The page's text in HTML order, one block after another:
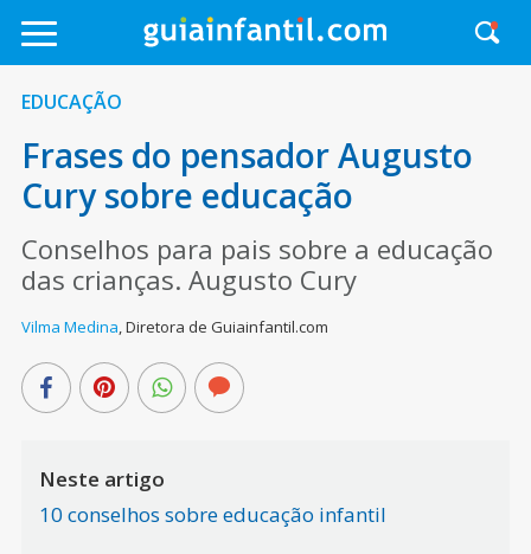
EDUCAÇÃO
Frases do pensador Augusto
Cury sobre educação
Conselhos para pais sobre a educação
das crianças. Augusto Cury
Vilma Medina,Diretora de Guiainfantil.com
Neste artigo
10 conselhos sobre educação infantil